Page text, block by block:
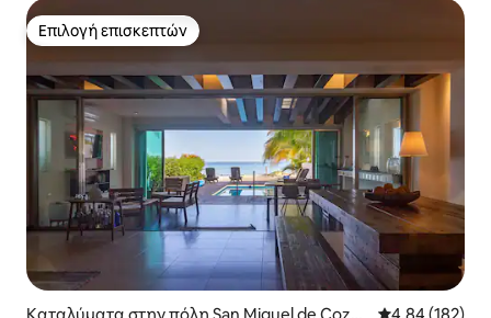
Επιλογή επισκεπτών
Επιλογή επισκεπτών